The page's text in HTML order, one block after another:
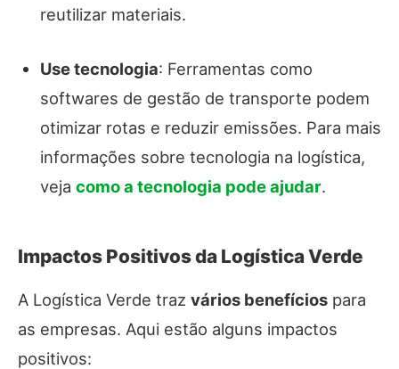
reutilizar materiais.
Use tecnologia: Ferramentas como
softwares de gestão de transporte podem
otimizar rotas e reduzir emissões. Para mais
informações sobre tecnologia na logística,
veja como a tecnologia pode ajudar.
Impactos Positivos da Logística Verde
A Logística Verde traz vários benefícios para
as empresas. Aqui estão alguns impactos
positivos: